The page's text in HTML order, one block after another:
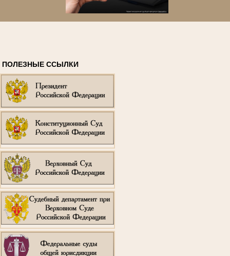
ПОЛЕЗНЫЕ ССЫЛКИ